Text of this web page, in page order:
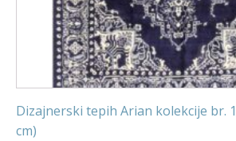
Dizajnerski tepih Arian kolekcije br.
cm)